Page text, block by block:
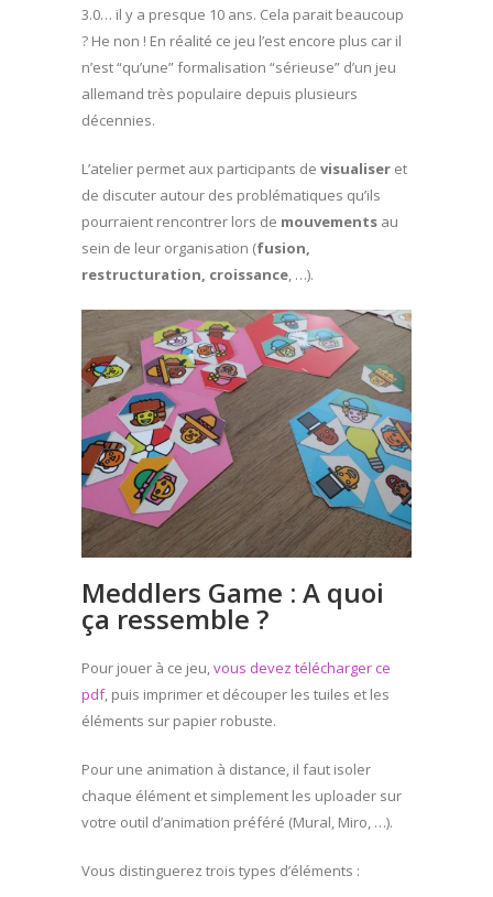
3.0… il y a presque 10 ans. Cela parait beaucoup
? He non ! En réalité ce jeu l’est encore plus car il
n’est “qu’une” formalisation “sérieuse” d’un jeu
allemand très populaire depuis plusieurs
décennies.
L’atelier permet aux participants de visualiser et
de discuter autour des problématiques qu’ils
pourraient rencontrer lors de mouvements au
sein de leur organisation (fusion,
restructuration, croissance, …).
Meddlers Game : A quoi
ça ressemble ?
Pour jouer à ce jeu,vous devez télécharger ce
pdf, puis imprimer et découper les tuiles et les
éléments sur papier robuste.
Pour une animation à distance, il faut isoler
chaque élément et simplement les uploader sur
votre outil d’animation préféré (Mural, Miro, …).
Vous distinguerez trois types d’éléments :